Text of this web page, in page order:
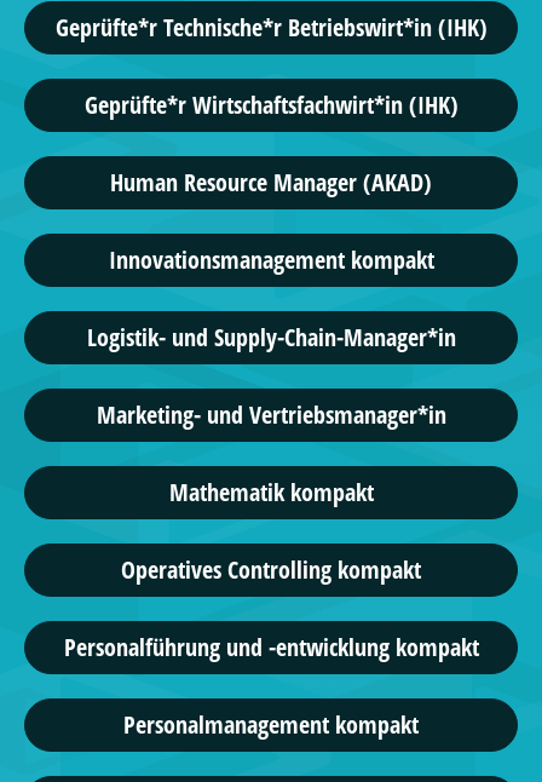
Geprüfte*r Technische*r Betriebswirt*in (IHK)
Geprüfte*r Wirtschaftsfachwirt*in (IHK)
Human Resource Manager (AKAD)
Innovationsmanagement kompakt
Logistik- und Supply-Chain-Manager*in
Marketing- und Vertriebsmanager*in
Mathematik kompakt
Operatives Controlling kompakt
Personalführung und -entwicklung kompakt
Personalmanagement kompakt